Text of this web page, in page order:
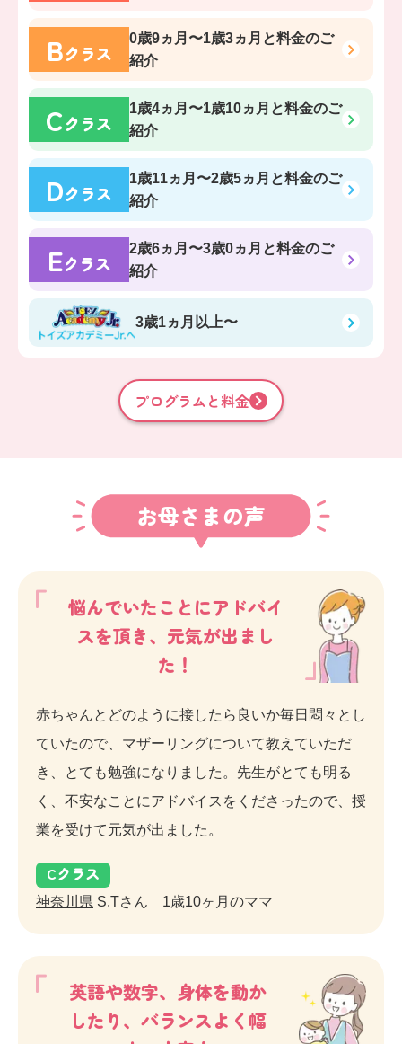
Bクラス
0歳9ヵ月〜1歳3ヵ月 と料金のご
紹介
Cクラス
1歳4ヵ月〜1歳10ヵ月 と料金のご
紹介
Dクラス
1歳11ヵ月〜2歳5ヵ月 と料金のご
紹介
Eクラス
2歳6ヵ月〜3歳0ヵ月 と料金のご
紹介
3歳1ヵ月以上〜
プログラムと料金
お母さまの声
悩んでいたことにアドバイ
スを頂き、元気が出まし
た！
赤ちゃんとどのように接したら良いか毎日悶々とし
ていたので、マザーリングについて教えていただ
き、とても勉強になりました。先生がとても明る
く、不安なことにアドバイスをくださったので、授
業を受けて元気が出ました。
Cクラス
神奈川県 S.Tさん 1歳10ヶ月のママ
英語や数字、身体を動か
したり、バランスよく幅